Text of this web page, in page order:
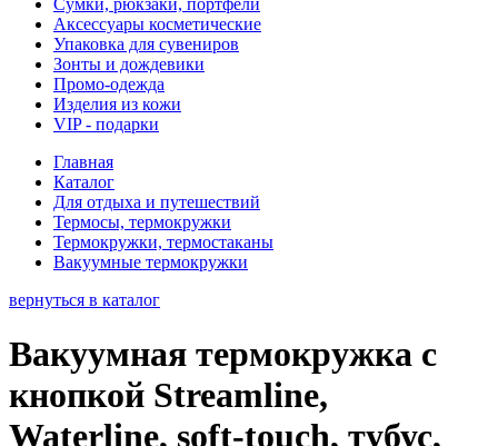
Аксессуары косметические
Упаковка для сувениров
Зонты и дождевики
Промо-одежда
Изделия из кожи
VIP - подарки
Главная
Каталог
Для отдыха и путешествий
Термосы, термокружки
Термокружки, термостаканы
Вакуумные термокружки
вернуться в каталог
Вакуумная термокружка с
кнопкой Streamline,
Waterline, soft-touch, тубус,